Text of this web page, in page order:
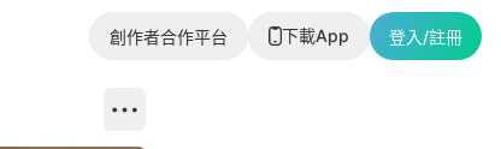
創作者合作平台 下載App 登入/註冊